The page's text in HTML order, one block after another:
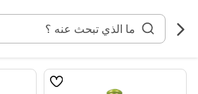
المحتوى
قائمة